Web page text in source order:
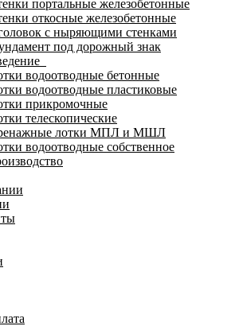
портальные железобетонные
откосные железобетонные
с ныряющими стенками
под дорожный знак
водоотводные бетонные
водоотводные пластиковые
прикромочные
телескопические
лотки МПЛ и МШЛ
водоотводные собственное